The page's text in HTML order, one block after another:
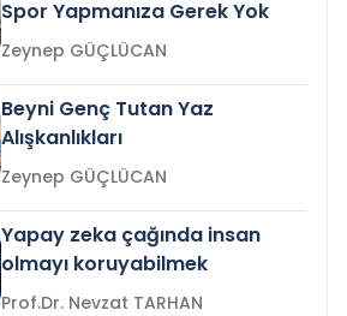
Spor Yapmanıza Gerek Yok
Zeynep GÜÇLÜCAN
Beyni Genç Tutan Yaz
Alışkanlıkları
Zeynep GÜÇLÜCAN
Yapay zeka çağında insan
olmayı koruyabilmek
Prof.Dr. Nevzat TARHAN